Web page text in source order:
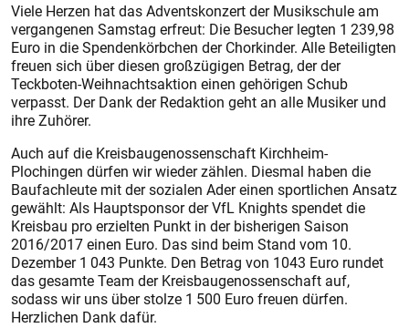
Viele Herzen hat das Adventskonzert der Musikschule am
vergangenen Samstag erfreut: Die Besucher legten 1 239,98
Euro in die Spendenkörbchen der Chorkinder. Alle Beteiligten
freuen sich über diesen großzügigen Betrag, der der
Teckboten-Weihnachtsaktion einen gehörigen Schub
verpasst. Der Dank der Redaktion geht an alle Musiker und
ihre Zuhörer.
Auch auf die Kreisbaugenossenschaft Kirchheim-
Plochingen dürfen wir wieder zählen. Diesmal haben die
Baufachleute mit der sozialen Ader einen sportlichen Ansatz
gewählt: Als Hauptsponsor der VfL Knights spendet die
Kreisbau pro erzielten Punkt in der bisherigen Saison
2016/2017 einen Euro. Das sind beim Stand vom 10.
Dezember 1 043 Punkte. Den Betrag von 1043 Euro rundet
das gesamte Team der Kreisbaugenossenschaft auf,
sodass wir uns über stolze 1 500 Euro freuen dürfen.
Herzlichen Dank dafür.